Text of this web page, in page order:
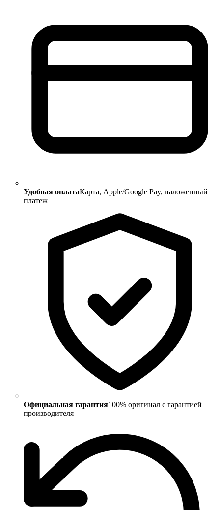
Удобная оплатаКарта, Apple/Google Pay, наложенный
платеж
Официальная гарантия100% оригинал с гарантией
производителя